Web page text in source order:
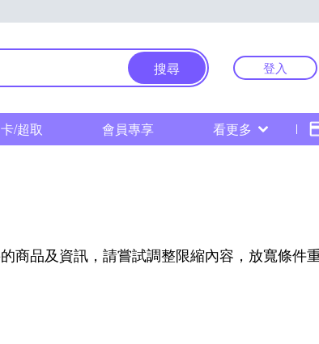
搜尋 登入
/超取 會員專享 看更多
商品及資訊，請嘗試調整限縮內容，放寬條件重